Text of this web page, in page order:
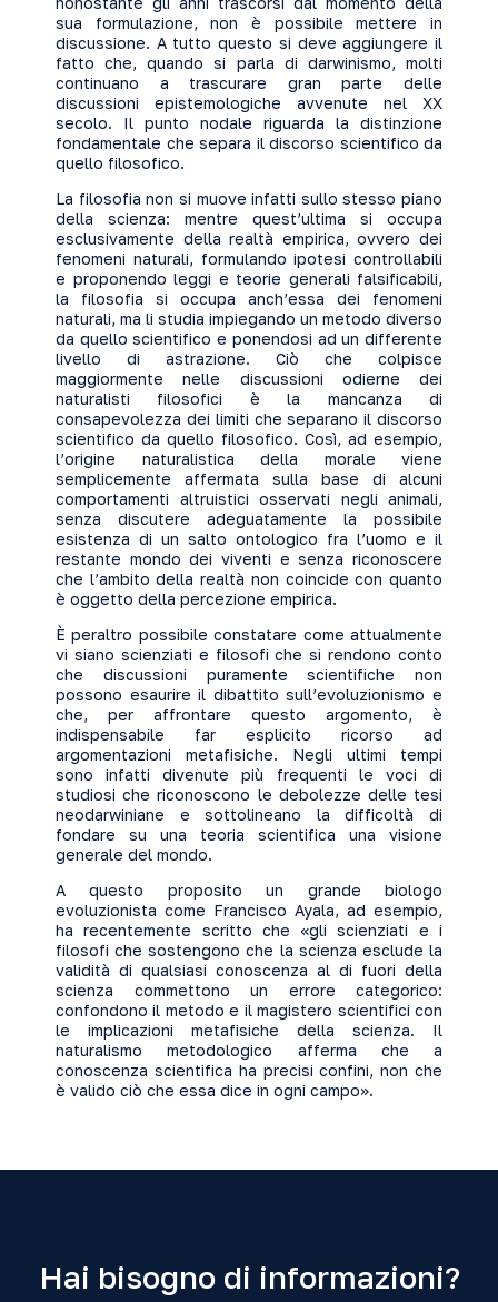
sua formulazione, non è possibile mettere in
discussione. A tutto questo si deve aggiungere il
fatto che, quando si parla di darwinismo, molti
continuano a trascurare gran parte delle
discussioni epistemologiche avvenute nel XX
secolo. Il punto nodale riguarda la distinzione
fondamentale che separa il discorso scientifico da
quello filosofico.
La filosofia non si muove infatti sullo stesso piano
della scienza: mentre quest’ultima si occupa
esclusivamente della realtà empirica, ovvero dei
fenomeni naturali, formulando ipotesi controllabili
e proponendo leggi e teorie generali falsificabili,
la filosofia si occupa anch’essa dei fenomeni
naturali, ma li studia impiegando un metodo diverso
da quello scientifico e ponendosi ad un differente
livello di astrazione. Ciò che colpisce
maggiormente nelle discussioni odierne dei
naturalisti filosofici è la mancanza di
consapevolezza dei limiti che separano il discorso
scientifico da quello filosofico. Così, ad esempio,
l’origine naturalistica della morale viene
semplicemente affermata sulla base di alcuni
comportamenti altruistici osservati negli animali,
senza discutere adeguatamente la possibile
esistenza di un salto ontologico fra l’uomo e il
restante mondo dei viventi e senza riconoscere
che l’ambito della realtà non coincide con quanto
è oggetto della percezione empirica.
È peraltro possibile constatare come attualmente
vi siano scienziati e filosofi che si rendono conto
che discussioni puramente scientifiche non
possono esaurire il dibattito sull’evoluzionismo e
che, per affrontare questo argomento, è
indispensabile far esplicito ricorso ad
argomentazioni metafisiche. Negli ultimi tempi
sono infatti divenute più frequenti le voci di
studiosi che riconoscono le debolezze delle tesi
neodarwiniane e sottolineano la difficoltà di
fondare su una teoria scientifica una visione
generale del mondo.
A questo proposito un grande biologo
evoluzionista come Francisco Ayala, ad esempio,
ha recentemente scritto che «gli scienziati e i
filosofi che sostengono che la scienza esclude la
validità di qualsiasi conoscenza al di fuori della
scienza commettono un errore categorico:
confondono il metodo e il magistero scientifici con
le implicazioni metafisiche della scienza. Il
naturalismo metodologico afferma che a
conoscenza scientifica ha precisi confini, non che
è valido ciò che essa dice in ogni campo».
Hai bisogno di informazioni?